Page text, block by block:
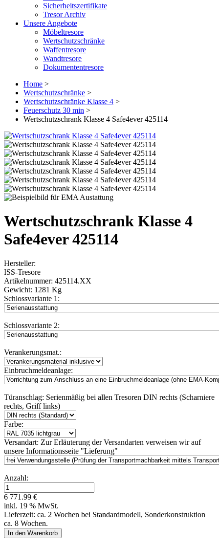
Sicherheitszertifikate
Tresor Archiv
Unsere Angebote
Möbeltresore
Wertschutzschränke
Waffentresore
Wandtresore
Dokumententresore
Home >
Wertschutzschränke >
Wertschutzschränke Klasse 4 >
Feuerschutz 30 min >
Wertschutzschrank Klasse 4 Safe4ever 425114
Wertschutzschrank Klasse 4
Safe4ever 425114
Hersteller:
ISS-Tresore
Artikelnummer: 425114.XX
Gewicht: 1281 Kg
Schlossvariante 1:
Schlossvariante 2:
Verankerungsmat.:
Einbruchmeldeanlage:
Türanschlag: Serienmäßig bei allen Tresoren DIN rechts (Scharniere
rechts, Griff links)
Farbe:
Versandart: Zur Erläuterung der Versandarten verweisen wir auf
unsere Informationsseite "Lieferung"
Anzahl:
6 771.99 €
inkl. 19 % MwSt.
Lieferzeit: ca. 2 Wochen bei Standardmodell, Sonderkonstruktion
ca. 8 Wochen.